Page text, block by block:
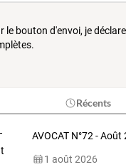
le bouton d'envoi, je
Récents
AVOCAT N°72 - Août
1 août 2026